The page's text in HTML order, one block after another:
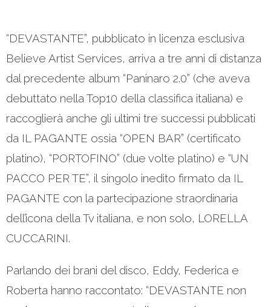
“DEVASTANTE”, pubblicato in licenza esclusiva
Believe Artist Services, arriva a tre anni di distanza
dal precedente album “Paninaro 2.0” (che aveva
debuttato nella Top10 della classifica italiana) e
raccoglierà anche gli ultimi tre successi pubblicati
da IL PAGANTE ossia “OPEN BAR” (certificato
platino), “PORTOFINO” (due volte platino) e “UN
PACCO PER TE”, il singolo inedito firmato da IL
PAGANTE con la partecipazione straordinaria
dell’icona della Tv italiana, e non solo, LORELLA
CUCCARINI.
Parlando dei brani del disco, Eddy, Federica e
Roberta hanno raccontato: “DEVASTANTE non